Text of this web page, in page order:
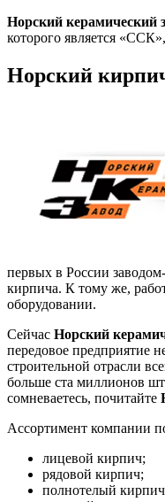
Норский керамический
которого является
Норский
первых в России
кирпича. К тому же,
оборудовании.
Сейчас Норский
передовое предприятие
строительной отрасли
больше ста миллионов
сомневаетесь, почитайте
Ассортимент компании
лицевой кирпич;
рядовой кирпич;
полнотелый